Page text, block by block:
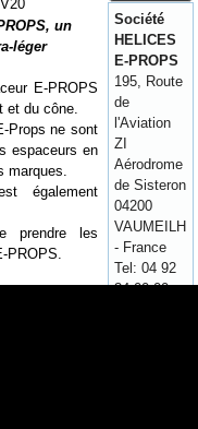
un
léger
E-PROPS
et du cône.
Props ne sont
espaceurs en
marques.
également
prendre les
PROPS.
Société
HELICES
E-PROPS
195, Route
de
l'Aviation
ZI
Aérodrome
de Sisteron
04200
VAUMEILH
- France
Tel: 04 92
34 00 00